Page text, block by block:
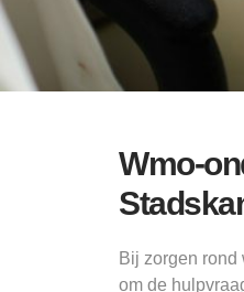
Wmo-
Bij zorgen
om de